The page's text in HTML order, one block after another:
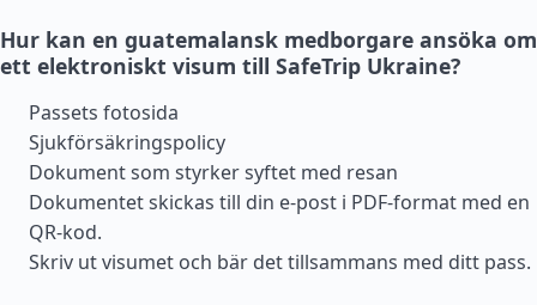
Hur kan en guatemalansk medborgare ansöka om
ett elektroniskt visum till SafeTrip Ukraine?
Passets fotosida
Sjukförsäkringspolicy
Dokument som styrker syftet med resan
Dokumentet skickas till din e-post i PDF-format med en
QR-kod.
Skriv ut visumet och bär det tillsammans med ditt pass.